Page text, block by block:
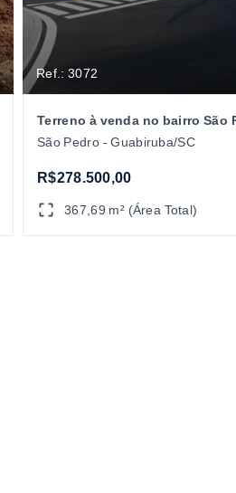
Ref.: 3072
São Pedro - Guabiruba/SC
R$278.500,00
367,69 m² (Área Total)